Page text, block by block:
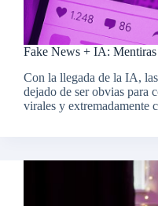
Fake News + IA: Mentiras
Con la llegada de la IA,
dejado de ser obvias para
virales y extremadamente